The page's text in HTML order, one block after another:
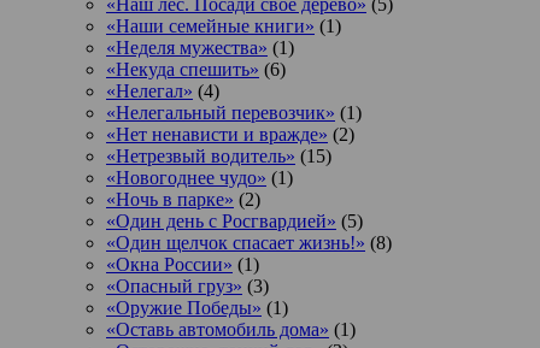
«Наш лес. Посади свое дерево» (5)
«Наши семейные книги» (1)
«Неделя мужества» (1)
«Некуда спешить» (6)
«Нелегал» (4)
«Нелегальный перевозчик» (1)
«Нет ненависти и вражде» (2)
«Нетрезвый водитель» (15)
«Новогоднее чудо» (1)
«Ночь в парке» (2)
«Один день с Росгвардией» (5)
«Один щелчок спасает жизнь!» (8)
«Окна России» (1)
«Опасный груз» (3)
«Оружие Победы» (1)
«Оставь автомобиль дома» (1)